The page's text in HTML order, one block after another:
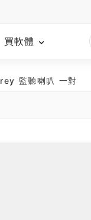
買軟體
監聽喇叭 一對